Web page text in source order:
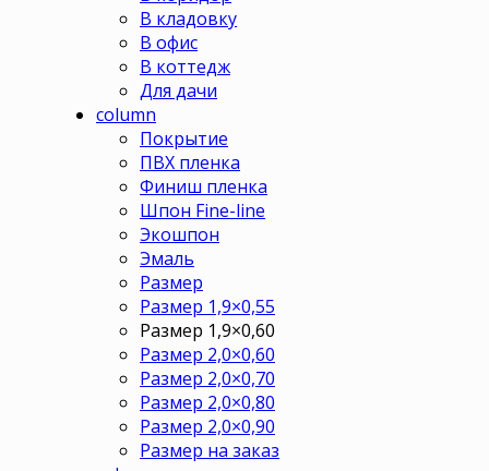
В кладовку
В офис
В коттедж
Для дачи
column
Покрытие
ПВХ пленка
Финиш пленка
Шпон Fine-line
Экошпон
Эмаль
Размер
Размер 1,9×0,55
Размер 1,9×0,60
Размер 2,0×0,60
Размер 2,0×0,70
Размер 2,0×0,80
Размер 2,0×0,90
Размер на заказ